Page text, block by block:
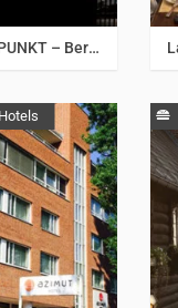
PANORAMAPUNKT – Berlin von oben
Hotels